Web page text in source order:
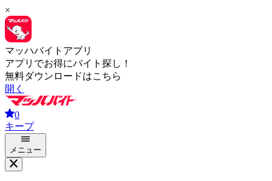
×
マッハバイトアプリ
アプリでお得にバイト探し！
無料ダウンロードはこちら
開く
0
キープ
メニュー